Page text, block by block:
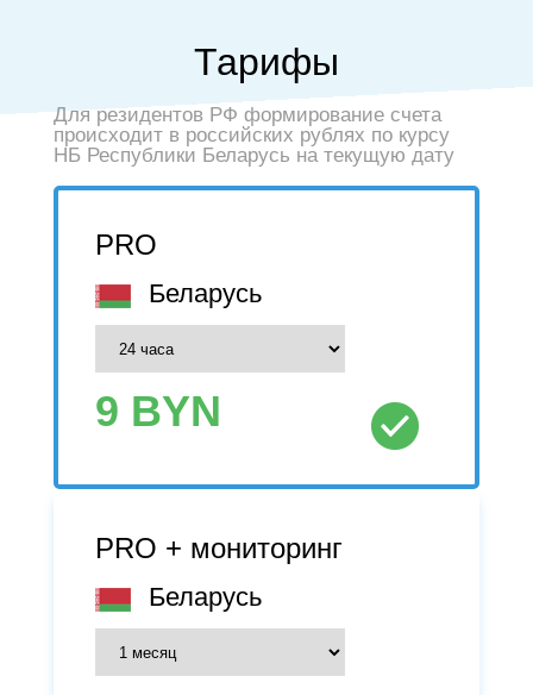
Тарифы
Для резидентов РФ формирование счета
происходит в российских рублях по курсу
НБ Республики Беларусь на текущую дату
PRO
Беларусь
9 BYN
PRO + мониторинг
Беларусь